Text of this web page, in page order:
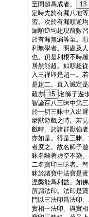
至間超爲成者。
13
定時先於有漏八地
習。次於有漏順逆
漏順逆均超現前數
於有漏無漏等至。
利無學者。明處及
也。仍是利根不時
居然能超。如順超
入三禪即是超一。
是超二。直入滅定
疏亦 15 名師子遊
智論百八三昧中第
於一切三昧中入出
衆獸遊戲之時。若
戲時。於諸群獸強
亦如是。得是三昧
者度之。故名師子
昧名離著虚空不染
二名寶印三昧者。
昧於諸寶中法寶是
涅槃能爲利益。如
所謂法印。法印是
門以三法印爲法印
實相一法印。與實